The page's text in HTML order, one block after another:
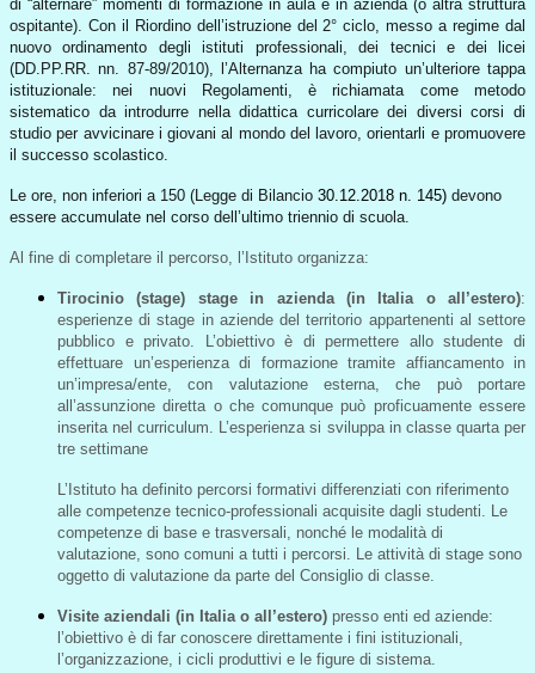
di “alternare” momenti di formazione in aula e in azienda (o altra struttura
ospitante). Con il Riordino dell’istruzione del 2° ciclo, messo a regime dal
nuovo ordinamento degli istituti professionali, dei tecnici e dei licei
(DD.PP.RR. nn. 87-89/2010), l’Alternanza ha compiuto un’ulteriore tappa
istituzionale: nei nuovi Regolamenti, è richiamata come metodo
sistematico da introdurre nella didattica curricolare dei diversi corsi di
studio per avvicinare i giovani al mondo del lavoro, orientarli e promuovere
il successo scolastico.
Le ore, non inferiori a 150 (Legge di Bilancio 30.12.2018 n. 145) devono
essere accumulate nel corso dell’ultimo triennio di scuola.
Al fine di completare il percorso, l’Istituto organizza:
Tirocinio (stage) stage in azienda (in Italia o all’estero):
esperienze di stage in aziende del territorio appartenenti al settore
pubblico e privato. L’obiettivo è di permettere allo studente di
effettuare un’esperienza di formazione tramite affiancamento in
un’impresa/ente, con valutazione esterna, che può portare
all’assunzione diretta o che comunque può proficuamente essere
inserita nel curriculum. L’esperienza si sviluppa in classe quarta per
tre settimane
L’Istituto ha definito percorsi formativi differenziati con riferimento
alle competenze tecnico-professionali acquisite dagli studenti. Le
competenze di base e trasversali, nonché le modalità di
valutazione, sono comuni a tutti i percorsi. Le attività di stage sono
oggetto di valutazione da parte del Consiglio di classe.
Visite aziendali (in Italia o all’estero) presso enti ed aziende:
l’obiettivo è di far conoscere direttamente i fini istituzionali,
l’organizzazione, i cicli produttivi e le figure di sistema.